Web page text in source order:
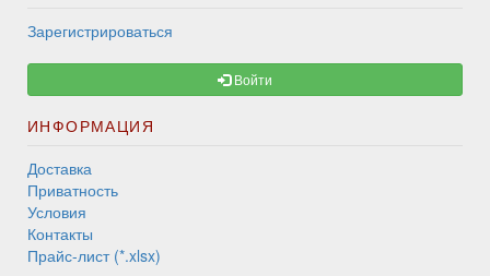
Зарегистрироваться
Войти
ИНФОРМАЦИЯ
Доставка
Приватность
Условия
Контакты
Прайс-лист (*.xlsx)